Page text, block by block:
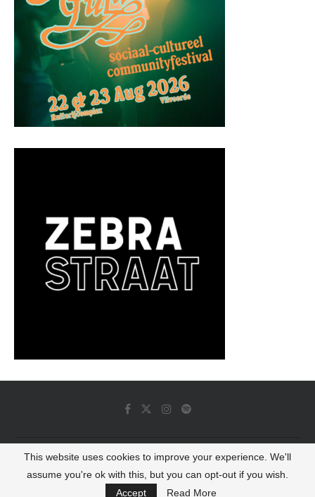
© 2022 - Luminous Dash All Rights Reserved
BACK TO TOP
This website uses cookies to improve your experience. We'll
assume you're ok with this, but you can opt-out if you wish.
Accept
Read More